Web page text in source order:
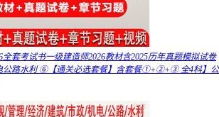
套考试书一级建造师2026教材含2025历年真题模拟试卷
公路水利 ⑥【通关必选套餐】含套餐①+②+③ 全4科】公